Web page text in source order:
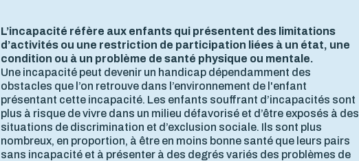
L’incapacité réfère aux enfants qui présentent des limitations
d’activités ou une restriction de participation liées à un état, une
condition ou à un problème de santé physique ou mentale.
Une incapacité peut devenir un handicap dépendamment des
obstacles que l’on retrouve dans l’environnement de l'enfant
présentant cette incapacité. Les enfants souffrant d’incapacités sont
plus à risque de vivre dans un milieu défavorisé et d’être exposés à des
situations de discrimination et d’exclusion sociale. Ils sont plus
nombreux, en proportion, à être en moins bonne santé que leurs pairs
sans incapacité et à présenter à des degrés variés des problèmes de